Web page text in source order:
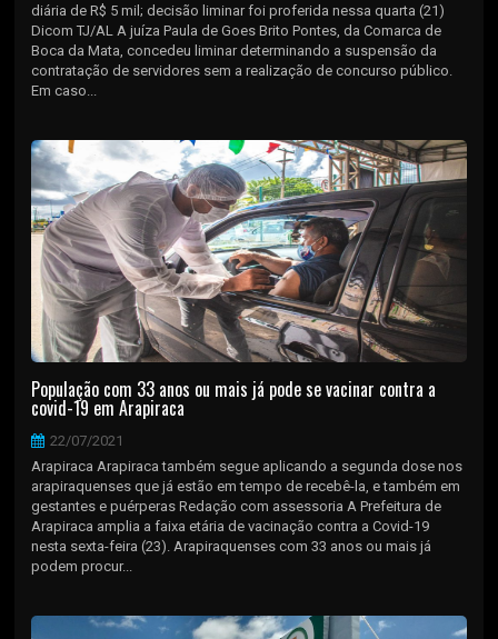
diária de R$ 5 mil; decisão liminar foi proferida nessa quarta (21)
Dicom TJ/AL A juíza Paula de Goes Brito Pontes, da Comarca de
Boca da Mata, concedeu liminar determinando a suspensão da
contratação de servidores sem a realização de concurso público.
Em caso...
População com 33 anos ou mais já pode se vacinar contra a
covid-19 em Arapiraca
22/07/2021
Arapiraca Arapiraca também segue aplicando a segunda dose nos
arapiraquenses que já estão em tempo de recebê-la, e também em
gestantes e puérperas Redação com assessoria A Prefeitura de
Arapiraca amplia a faixa etária de vacinação contra a Covid-19
nesta sexta-feira (23). Arapiraquenses com 33 anos ou mais já
podem procur...